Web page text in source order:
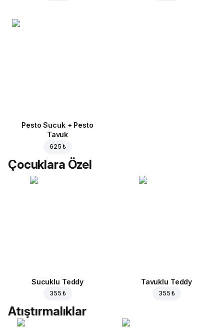
Pesto Sucuk + Pesto
Tavuk
625 ₺
Çocuklara Özel
Sucuklu Teddy
355 ₺
Tavuklu Teddy
355 ₺
Atıştırmalıklar